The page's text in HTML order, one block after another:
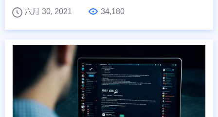
六月 30, 2021
34,180